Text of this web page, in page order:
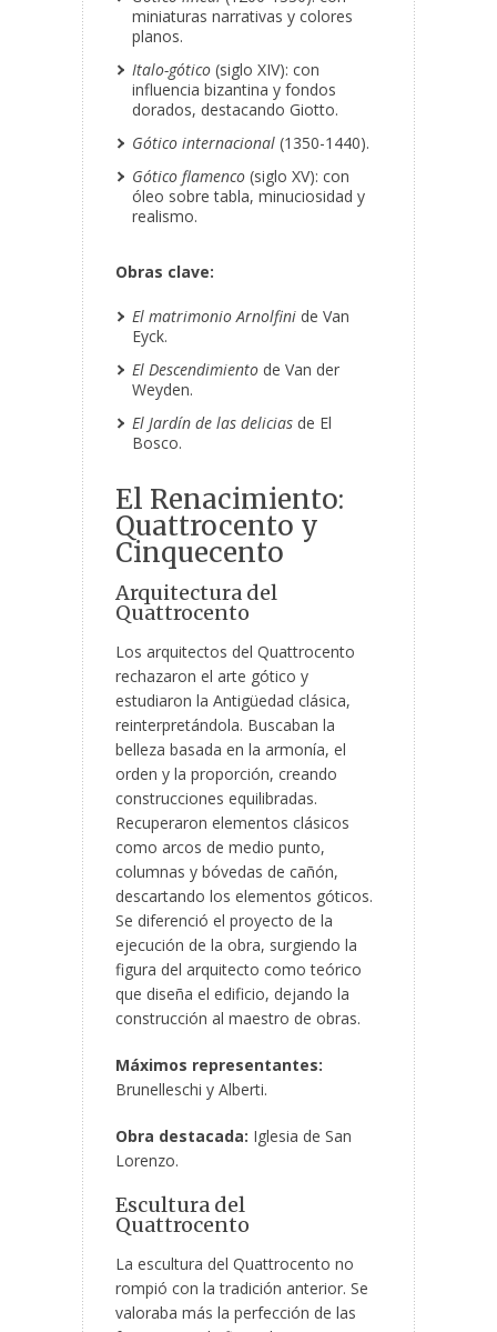
miniaturas narrativas y colores
planos.
Italo-gótico (siglo XIV): con
influencia bizantina y fondos
dorados, destacando Giotto.
Gótico internacional (1350-1440).
Gótico flamenco (siglo XV): con
óleo sobre tabla, minuciosidad y
realismo.
Obras clave:
El matrimonio Arnolfini de Van
Eyck.
El Descendimiento de Van der
Weyden.
El Jardín de las delicias de El
Bosco.
El Renacimiento:
Quattrocento y
Cinquecento
Arquitectura del
Quattrocento
Los arquitectos del Quattrocento
rechazaron el arte gótico y
estudiaron la Antigüedad clásica,
reinterpretándola. Buscaban la
belleza basada en la armonía, el
orden y la proporción, creando
construcciones equilibradas.
Recuperaron elementos clásicos
como arcos de medio punto,
columnas y bóvedas de cañón,
descartando los elementos góticos.
Se diferenció el proyecto de la
ejecución de la obra, surgiendo la
figura del arquitecto como teórico
que diseña el edificio, dejando la
construcción al maestro de obras.
Máximos representantes:
Brunelleschi y Alberti.
Obra destacada: Iglesia de San
Lorenzo.
Escultura del
Quattrocento
La escultura del Quattrocento no
rompió con la tradición anterior. Se
valoraba más la perfección de las